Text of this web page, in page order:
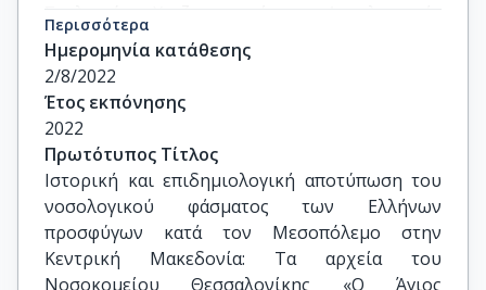
Στυλιανός Χατζηπαναγιώτου, Αναπληρωτής
Καθηγητής, Ιατρική Σχολή, ΕΚΠΑ
Μάρκος Σγάντζος, Αναπληρωτής Καθηγητής,
Ιατρική Σχολή, Πανεπιστήμιο Θεσσαλίας
Γεώργιος Παναγιωτακόπουλος, Επίκουρος
Καθηγητής, Ιατρική Σχολή, Πανεπιστήμιο
Πατρών
Περισσότερα
Ημερομηνία κατάθεσης
2/8/2022
Έτος εκπόνησης
2022
Πρωτότυπος Τίτλος
Ιστορική και επιδημιολογική αποτύπωση του
νοσολογικού φάσματος των Ελλήνων
προσφύγων κατά τον Μεσοπόλεμο στην
Κεντρική Μακεδονία: Τα αρχεία του
Νοσοκομείου Θεσσαλονίκης «Ο Άγιος